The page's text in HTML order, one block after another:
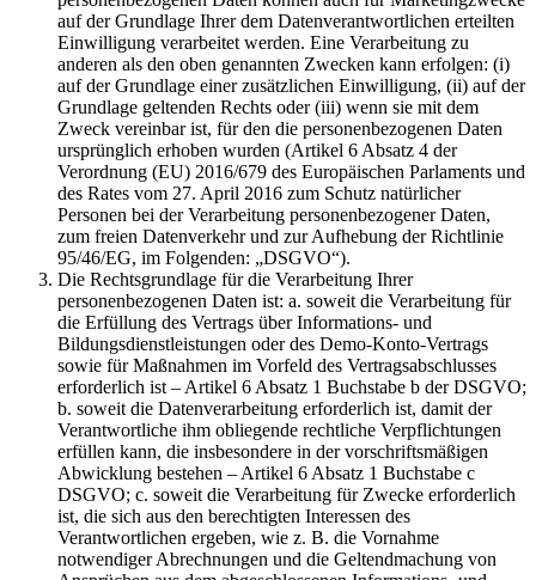
auf der Grundlage Ihrer dem Datenverantwortlichen erteilten
Einwilligung verarbeitet werden. Eine Verarbeitung zu
anderen als den oben genannten Zwecken kann erfolgen: (i)
auf der Grundlage einer zusätzlichen Einwilligung, (ii) auf der
Grundlage geltenden Rechts oder (iii) wenn sie mit dem
Zweck vereinbar ist, für den die personenbezogenen Daten
ursprünglich erhoben wurden (Artikel 6 Absatz 4 der
Verordnung (EU) 2016/679 des Europäischen Parlaments und
des Rates vom 27. April 2016 zum Schutz natürlicher
Personen bei der Verarbeitung personenbezogener Daten,
zum freien Datenverkehr und zur Aufhebung der Richtlinie
95/46/EG, im Folgenden: „DSGVO“).
Die Rechtsgrundlage für die Verarbeitung Ihrer
personenbezogenen Daten ist: a. soweit die Verarbeitung für
die Erfüllung des Vertrags über Informations- und
Bildungsdienstleistungen oder des Demo-Konto-Vertrags
sowie für Maßnahmen im Vorfeld des Vertragsabschlusses
erforderlich ist – Artikel 6 Absatz 1 Buchstabe b der DSGVO;
b. soweit die Datenverarbeitung erforderlich ist, damit der
Verantwortliche ihm obliegende rechtliche Verpflichtungen
erfüllen kann, die insbesondere in der vorschriftsmäßigen
Abwicklung bestehen – Artikel 6 Absatz 1 Buchstabe c
DSGVO; c. soweit die Verarbeitung für Zwecke erforderlich
ist, die sich aus den berechtigten Interessen des
Verantwortlichen ergeben, wie z. B. die Vornahme
notwendiger Abrechnungen und die Geltendmachung von